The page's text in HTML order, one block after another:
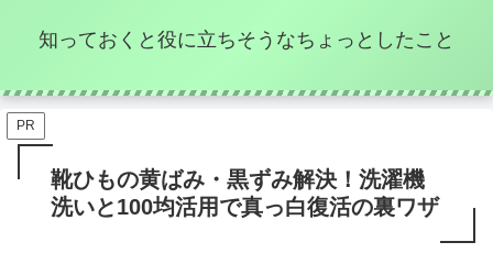
知っておくと役に立ちそうなちょっとしたこと
PR
靴ひもの黄ばみ・黒ずみ解決！洗濯機
洗いと100均活用で真っ白復活の裏ワザ